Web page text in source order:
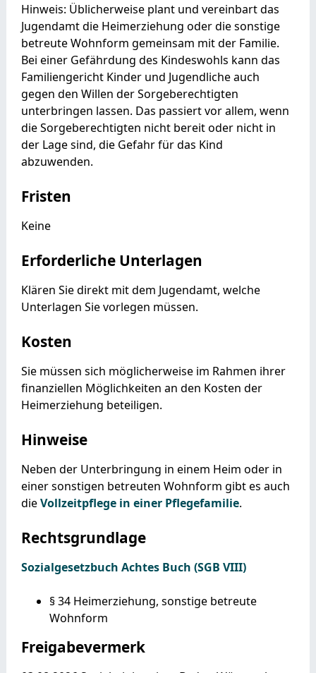
Hinweis: Üblicherweise plant und vereinbart das
Jugendamt die Heimerziehung oder die sonstige
betreute Wohnform gemeinsam mit der Familie.
Bei einer Gefährdung des Kindeswohls kann das
Familiengericht Kinder und Jugendliche auch
gegen den Willen der Sorgeberechtigten
unterbringen lassen. Das passiert vor allem, wenn
die Sorgeberechtigten nicht bereit oder nicht in
der Lage sind, die Gefahr für das Kind
abzuwenden.
Fristen
Keine
Erforderliche Unterlagen
Klären Sie direkt mit dem Jugendamt, welche
Unterlagen Sie vorlegen müssen.
Kosten
Sie müssen sich möglicherweise im Rahmen ihrer
finanziellen Möglichkeiten an den Kosten der
Heimerziehung beteiligen.
Hinweise
Neben der Unterbringung in einem Heim oder in
einer sonstigen betreuten Wohnform gibt es auch
dieVollzeitpflege in einer Pflegefamilie.
Rechtsgrundlage
Sozialgesetzbuch Achtes Buch (SGB VIII)
§ 34 Heimerziehung, sonstige betreute
Wohnform
Freigabevermerk